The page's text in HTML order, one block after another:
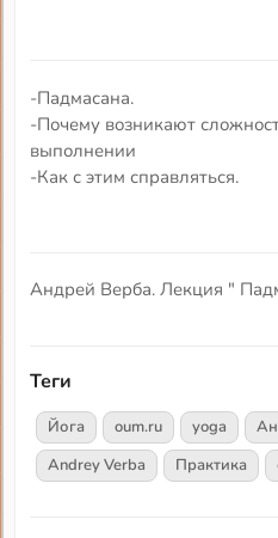
-Падмасана.
-Почему возникают
выполнении
-Как с этим справляться.
Андрей Верба. Лекция "
Теги
Йога oum.ru yoga
Andrey Verba
Практика